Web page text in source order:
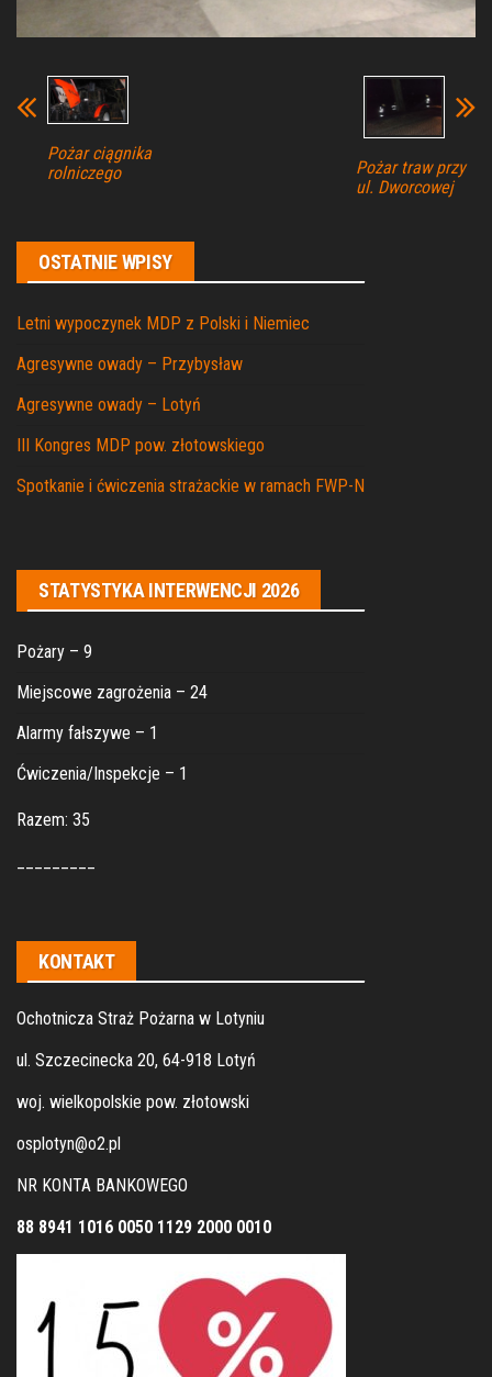
Pożar ciągnika
rolniczego
Pożar traw przy
ul. Dworcowej
OSTATNIE WPISY
Letni wypoczynek MDP z Polski i Niemiec
Agresywne owady – Przybysław
Agresywne owady – Lotyń
III Kongres MDP pow. złotowskiego
Spotkanie i ćwiczenia strażackie w ramach FWP-N
STATYSTYKA INTERWENCJI 2026
Pożary – 9
Miejscowe zagrożenia – 24
Alarmy fałszywe – 1
Ćwiczenia/Inspekcje – 1
Razem: 35
KONTAKT
Ochotnicza Straż Pożarna w Lotyniu
ul. Szczecinecka 20, 64-918 Lotyń
woj. wielkopolskie pow. złotowski
osplotyn@o2.pl
NR KONTA BANKOWEGO
88 8941 1016 0050 1129 2000 0010